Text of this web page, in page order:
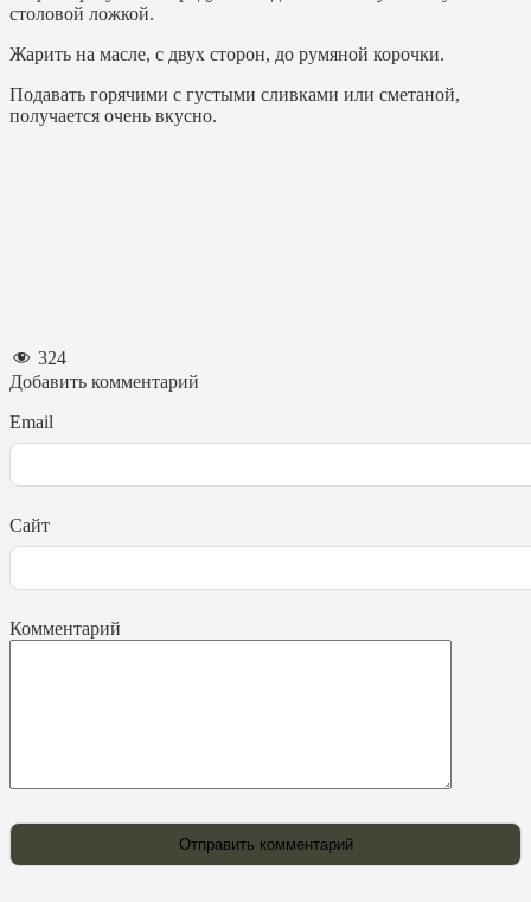
столовой ложкой.
Жарить на масле, с двух сторон, до румяной корочки.
Подавать горячими с густыми сливками или сметаной,
получается очень вкусно.
324
Добавить комментарий
Email
Сайт
Комментарий